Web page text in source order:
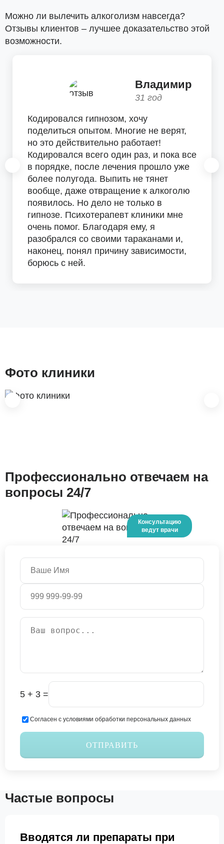
Можно ли вылечить алкоголизм навсегда?
Отзывы клиентов – лучшее доказательство этой
возможности.
Владимир
31 год
Кодировался гипнозом, хочу
поделиться опытом. Многие не верят,
но это действительно работает!
Кодировался всего один раз, и пока все
в порядке, после лечения прошло уже
более полугода. Выпить не тянет
вообще, даже отвращение к алкоголю
появилось. Но дело не только в
гипнозе. Психотерапевт клиники мне
очень помог. Благодаря ему, я
разобрался со своими тараканами и,
наконец, понял причину зависимости,
борюсь с ней.
Фото клиники
Профессионально отвечаем на
вопросы 24/7
5 + 3 =
Согласен с условиями обработки персональных данных
ОТПРАВИТЬ
Частые вопросы
Вводятся ли препараты при